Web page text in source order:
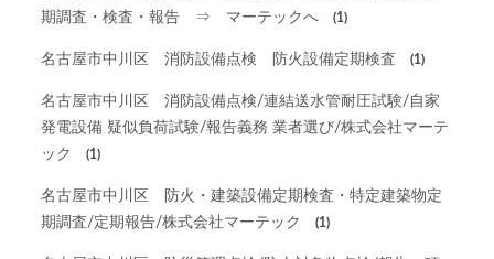
期調査・検査・報告 ⇒ マーテックへ
(1)
名古屋市中川区 消防設備点検 防火設備定期検査 (1)
名古屋市中川区 消防設備点検/連結送水管耐圧試験/自家
発電設備 疑似負荷試験/報告義務 業者選び/株式会社マーテ
ック
(1)
名古屋市中川区 防火・建築設備定期検査・特定建築物定
期調査/定期報告/株式会社マーテック
(1)